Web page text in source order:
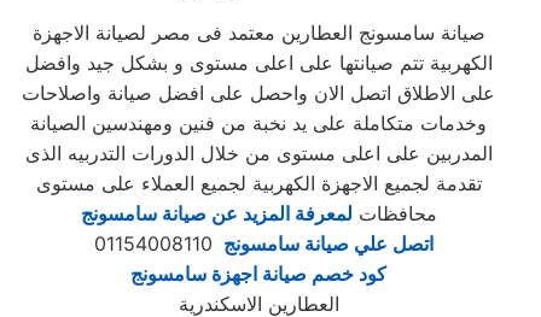
صيانة سامسونج العطارين معتمد فى مصر لصيانة الاجهزة
الكهربية تتم صيانتها على اعلى مستوى و بشكل جيد وافضل
على الاطلاق اتصل الان واحصل على افضل صيانة واصلاحات
وخدمات متكاملة على يد نخبة من فنين ومهندسين الصيانة
المدربين على اعلى مستوى من خلال الدورات التدربيه الذى
تقدمة لجميع الاجهزة الكهربية لجميع العملاء على مستوى
محافظات لمعرفة المزيد عن صيانة سامسونج
اتصل علي صيانة سامسونج
كود خصم صيانة اجهزة سامسونج
العطارين الاسكندرية